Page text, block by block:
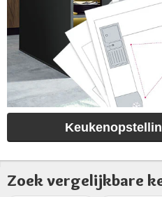
Zoek vergelijkbare